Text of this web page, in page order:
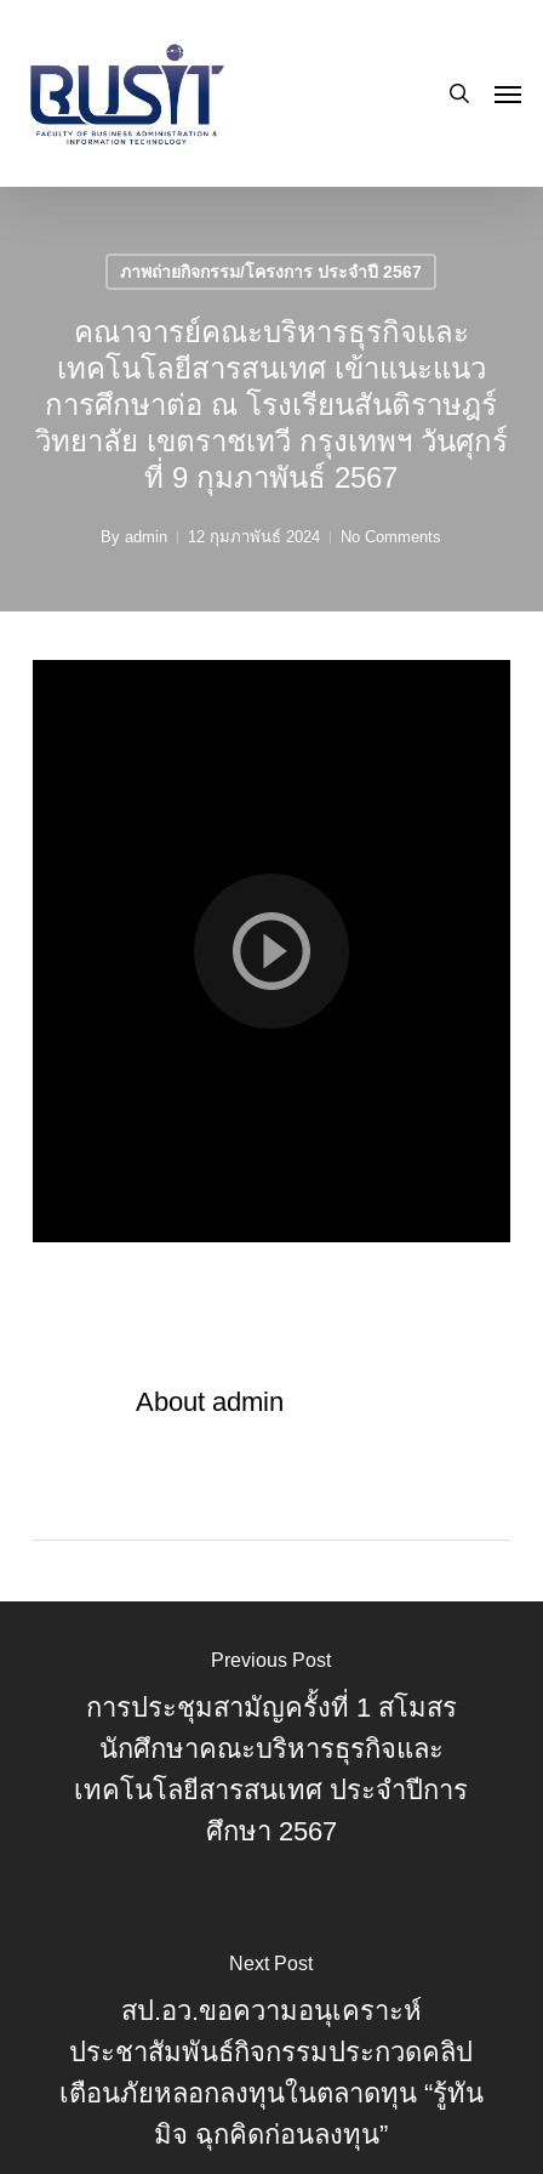
main
content
ภาพถ่ายกิจกรรม/โครงการ ประจำปี 2567
คณาจารย์คณะบริหารธุรกิจและ
เทคโนโลยีสารสนเทศ เข้าแนะแนว
การศึกษาต่อ ณ โรงเรียนสันติราษฎร์
วิทยาลัย เขตราชเทวี กรุงเทพฯ วันศุกร์
ที่ 9 กุมภาพันธ์ 2567
By admin 12 กุมภาพันธ์ 2024 No Comments
Aboutadmin
Previous Post
การประชุมสามัญครั้งที่ 1 สโมสร
นักศึกษาคณะบริหารธุรกิจและ
เทคโนโลยีสารสนเทศ ประจำปีการ
ศึกษา 2567
Next Post
สป.อว.ขอความอนุเคราะห์
ประชาสัมพันธ์กิจกรรมประกวดคลิป
เตือนภัยหลอกลงทุนในตลาดทุน “รู้ทัน
มิจ ฉุกคิดก่อนลงทุน”